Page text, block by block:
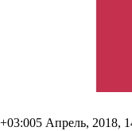
5 Апрель, 2018,